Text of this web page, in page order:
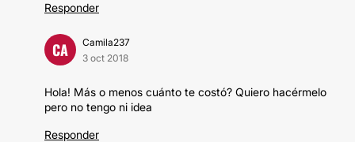
Responder
CA
Camila237
3 oct 2018
Hola! Más o menos cuánto te costó? Quiero hacérmelo
pero no tengo ni idea
Responder